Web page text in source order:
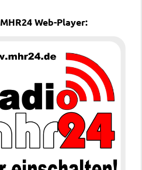
MHR24 Web-Player: